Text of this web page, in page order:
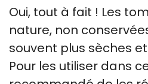
Oui, tout à fait ! Les
nature, non
souvent plus sèches
Pour les utiliser dans